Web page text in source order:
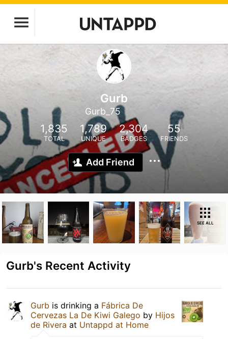
Gurb
Gurb_75
1,835
TOTAL
1,789
UNIQUE
2,304
BADGES
55
FRIENDS
Add Friend
SEE ALL
Gurb's Recent Activity
Gurb is drinking a Fábrica De
Cervezas La De Kiwi Galego by Hijos
de Rivera at Untappd at Home